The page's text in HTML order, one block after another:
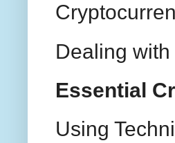
Dealing
Essential
Using